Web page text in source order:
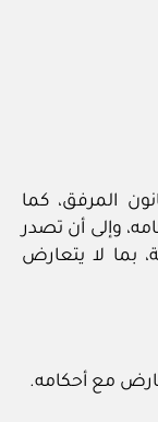
المرفق، كما
وإلى أن تصدر
بما لا يتعارض
مع أحكامه.